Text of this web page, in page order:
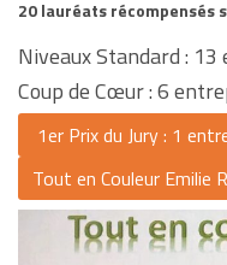
20 lauréats récompensés
Niveaux Standard :
Coup de Cœur : 6
1er Prix du Jury : 1
Tout en Couleur Emilie